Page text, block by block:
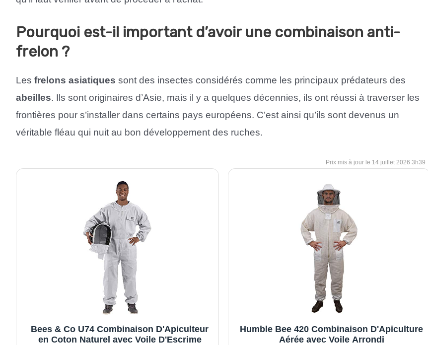
Pourquoi est-il important d’avoir une combinaison anti-
frelon ?
Les frelons asiatiques sont des insectes considérés comme les principaux prédateurs des
abeilles. Ils sont originaires d’Asie, mais il y a quelques décennies, ils ont réussi à traverser les
frontières pour s’installer dans certains pays européens. C’est ainsi qu’ils sont devenus un
véritable fléau qui nuit au bon développement des ruches.
14 juillet 2026 3h39
Bees & Co U74 Combinaison D'Apiculteur
en Coton Naturel avec Voile D'Escrime
Humble Bee 420 Combinaison D'Apiculture
Aérée avec Voile Arrondi